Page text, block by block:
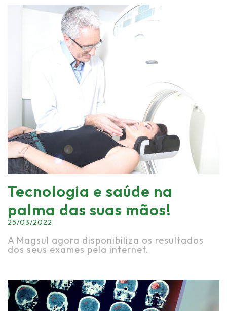
Tecnologia e saúde na
palma das suas mãos!
25/03/2022
A Magsul agora disponibiliza os resultados
dos seus exames pela internet.